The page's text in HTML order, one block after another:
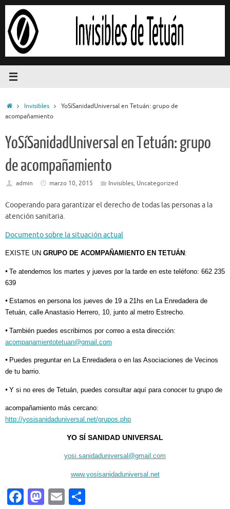
Saltar
contenido
InicioInvisibles
YoSíSanidadUniversal en Tetuán: grupo de
acompañamiento
YoSíSanidadUniversal en Tetuán: grupo
de acompañamiento
admin marzo 10, 2015 Invisibles, Uncategorized
Cooperando para garantizar el derecho de todas las personas a la
atención sanitaria.
Documento sobre la situación actual
EXISTE UN GRUPO DE ACOMPAÑAMIENTO EN TETUÁN :
• Te atendemos los martes y jueves por la tarde en este teléfono: 662 235
639
• Estamos en persona los jueves de 19 a 21hs en La Enredadera de
Tetuán, calle Anastasio Herrero, 10, junto al metro Estrecho.
• También puedes escribirnos por correo a esta dirección:
acompanamientotetuan@gmail.com
• Puedes preguntar en La Enredadera o en las Asociaciones de Vecinos
de tu barrio.
• Y si no eres de Tetuán, puedes consultar aquí para conocer tu grupo de
acompañamiento más cercano:
http://yosisanidaduniversal.net/grupos.php
YO SÍ SANIDAD UNIVERSAL
yosi.sanidaduniversal@gmail.com
www.yosisanidaduniversal.net
Fa M E